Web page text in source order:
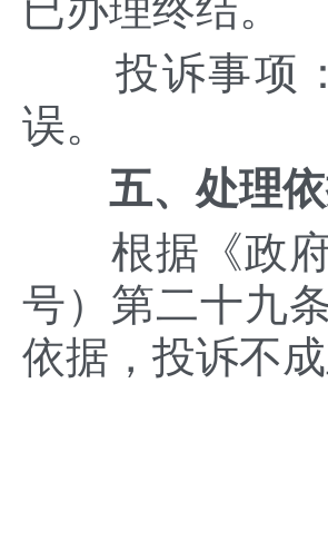
投诉事项：
误。
五、处理
根据《政府
号）第二十九
依据，投诉不